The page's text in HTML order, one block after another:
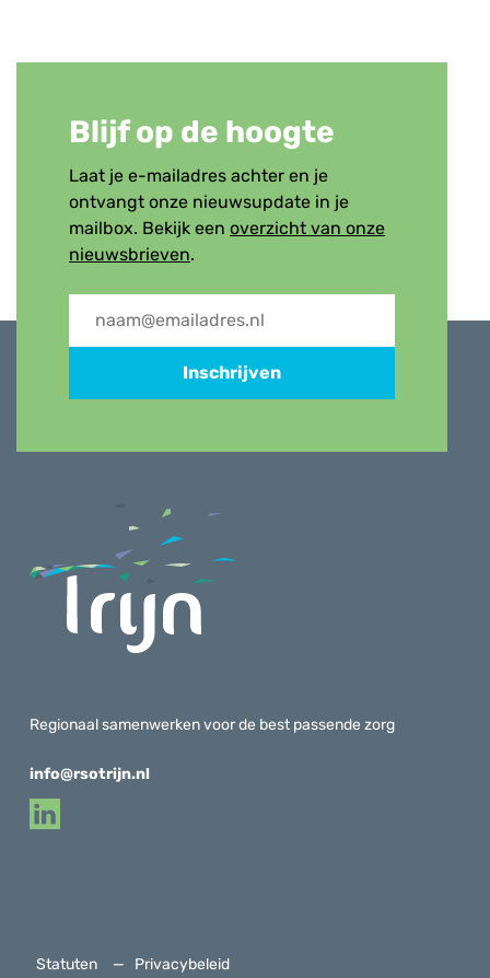
Blijf op de hoogte
Laat je e-mailadres achter en je
ontvangt onze nieuwsupdate in je
mailbox. Bekijk een overzicht van onze
nieuwsbrieven.
Inschrijven
Regionaal samenwerken voor de best passende zorg
info@rsotrijn.nl
Statuten Privacybeleid